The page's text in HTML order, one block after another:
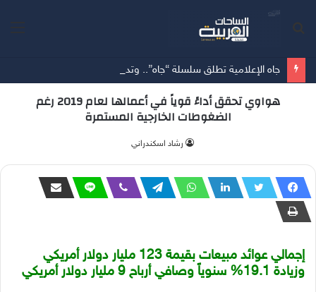
هواوي تحقق أداءً قوياً في أعمالها لعام 2019 رغم
الضغوطات الخارجية المستمرة
‫رشاد اسكندراني
إجمالي عوائد مبيعات بقيمة 123 مليار دولار أمريكي
وزيادة 19.1% سنوياً وصافي أرباح 9 مليار دولار أمريكي